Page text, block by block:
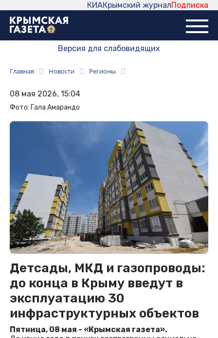
Подписка
Крымский журнал
КИА
Версия для слабовидящих
Главная Новости Регионы
08 мая 2026, 15:04
Фото: Гала Амарандо
Детсады, МКД и газопроводы:
до конца в Крыму введут в
эксплуатацию 30
инфраструктурных объектов
Пятница, 08 мая - «Крымская газета».